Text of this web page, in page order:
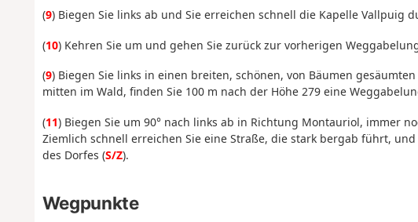
(9) Biegen Sie links ab und Sie erreichen schnell die Kapelle Vallpuig
(10) Kehren Sie um und gehen Sie zurück zur vorherigen
(9) Biegen Sie links in einen breiten, schönen, von Bäumen
mitten im Wald, finden Sie 100 m nach der Höhe 279 eine
(11) Biegen Sie um 90° nach links ab in Richtung Montauriol, immer
Ziemlich schnell erreichen Sie eine Straße, die stark bergab führt,
des Dorfes (S/Z).
Wegpunkte